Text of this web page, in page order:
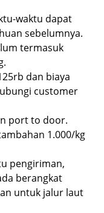
waktu dapat
sebelumnya.
termasuk
dan biaya
customer
port to door.
1.000/kg
pengiriman,
berangkat
untuk jalur laut